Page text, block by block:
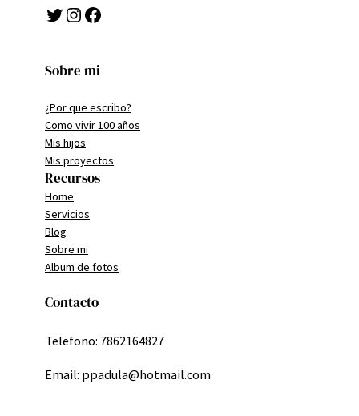
Twitter Instagram Facebook
Sobre mi
¿Por que escribo?
Como vivir 100 años
Mis hijos
Mis proyectos
Recursos
Home
Servicios
Blog
Sobre mi
Album de fotos
Contacto
Telefono: 7862164827
Email: ppadula@hotmail.com